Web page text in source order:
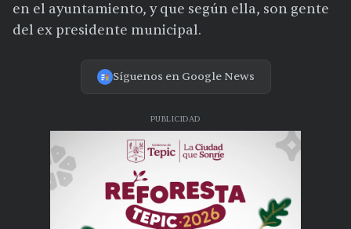
en el ayuntamiento, y que según ella, son gente
del ex presidente municipal.
Síguenos en Google News
PUBLICIDAD